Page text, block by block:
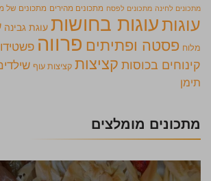
מתכונים לחינה מתכונים לפסח מתכונים מהירים מתכונים של
עוגותעוגות בחושות עוגת גבינה
מלוח פסטה ופתיתים פרווה
קינוחים בכוסות קציצות קציצות עוף
תימן
מתכונים מומלצים